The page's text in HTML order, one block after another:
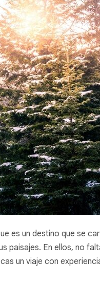
es un destino que se
paisajes. En ellos, no
un viaje con